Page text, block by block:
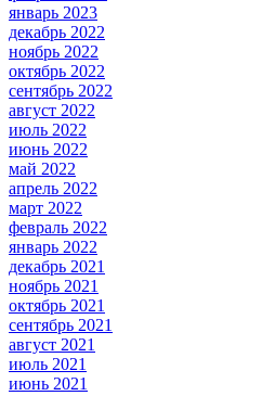
январь 2023
декабрь 2022
ноябрь 2022
октябрь 2022
сентябрь 2022
август 2022
июль 2022
июнь 2022
май 2022
апрель 2022
март 2022
февраль 2022
январь 2022
декабрь 2021
ноябрь 2021
октябрь 2021
сентябрь 2021
август 2021
июль 2021
июнь 2021